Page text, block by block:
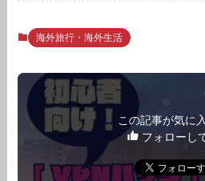
海外旅行・海外生活
この記事が気に
フォローし